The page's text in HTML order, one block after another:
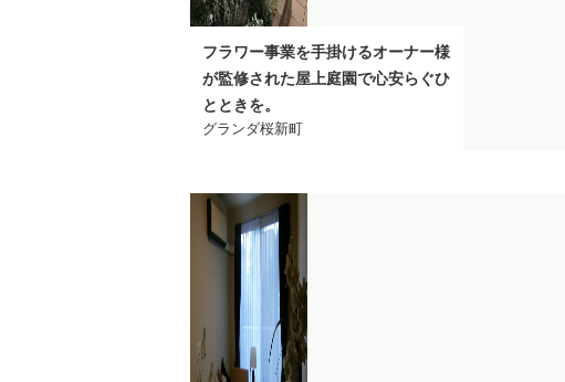
フラワー事業を手掛けるオーナー様
が監修された屋上庭園で心安らぐひ
とときを。
グランダ桜新町